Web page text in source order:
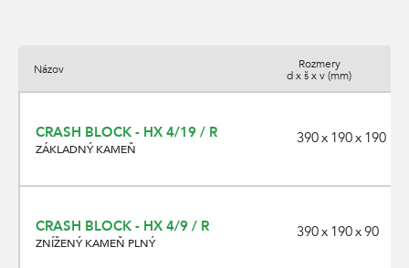
Názov
Rozmery
d x š x v (mm)
CRASH BLOCK - HX 4/19 / R
ZÁKLADNÝ KAMEŇ
390 x 190 x 190
CRASH BLOCK - HX 4/9 / R
ZNÍŽENÝ KAMEŇ PLNÝ
390 x 190 x 90